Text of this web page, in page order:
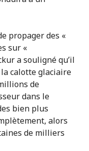
propager des «
sur «
a souligné qu’il
calotte glaciaire
de
dans le
bien plus
alors
de milliers